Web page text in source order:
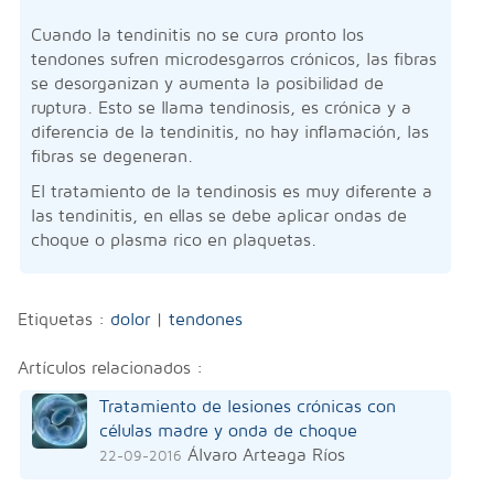
Cuando la tendinitis no se cura pronto los
tendones sufren microdesgarros crónicos, las fibras
se desorganizan y aumenta la posibilidad de
ruptura. Esto se llama tendinosis, es crónica y a
diferencia de la tendinitis, no hay inflamación, las
fibras se degeneran.
El tratamiento de la tendinosis es muy diferente a
las tendinitis, en ellas se debe aplicar ondas de
choque o plasma rico en plaquetas.
Etiquetas : dolor| tendones
Artículos relacionados :
Tratamiento de lesiones crónicas con
células madre y onda de choque
22-09-2016 Álvaro Arteaga Ríos